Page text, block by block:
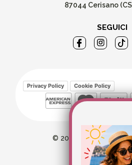
87044 Cerisano
SEGUICI
Privacy Policy Cookie Policy
© 2026 Wellvit All
Credits:Aries